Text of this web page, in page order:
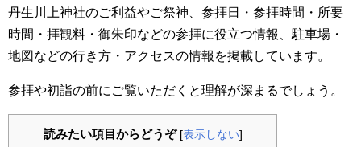
丹生川上神社のご利益やご祭神、参拝日・参拝時間・所要
時間・拝観料・御朱印などの参拝に役立つ情報、駐車場・
地図などの行き方・アクセスの情報を掲載しています。
参拝や初詣の前にご覧いただくと理解が深まるでしょう。
読みたい項目からどうぞ [表示しない]